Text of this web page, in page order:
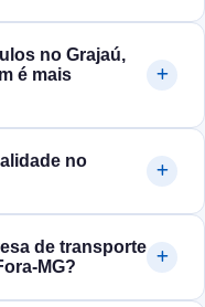
no Grajaú,
é mais
no
de transporte